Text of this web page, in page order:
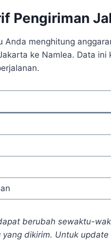
Pengiriman
Anda menghitung
ke Namlea. Data
berubah sewaktu-
dikirim. Untuk